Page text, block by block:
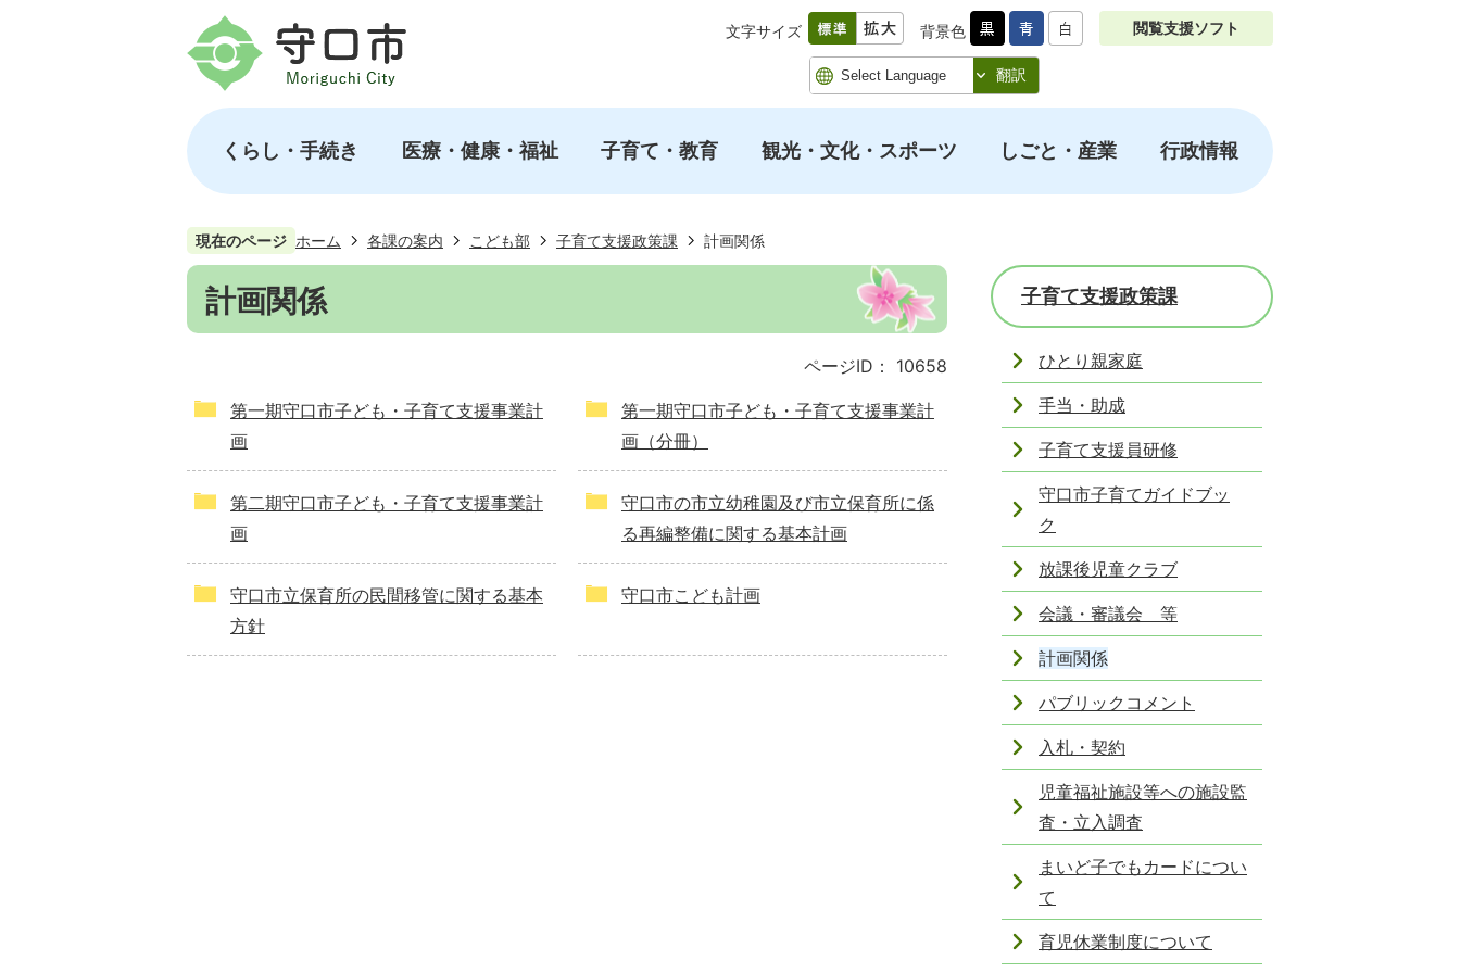
文字サイズ 背景色 閲覧支援ソフト
翻訳
くらし・手続き 医療・健康・福祉 子育て・教育 観光・文化・スポーツ しごと・産業 行政情報
現在のページ ホーム 各課の案内 こども部 子育て支援政策課 計画関係
計画関係
ページID： 10658
第一期守口市子ども・子育て支援事業計
画
第一期守口市子ども・子育て支援事業計
画（分冊）
第二期守口市子ども・子育て支援事業計
画
守口市の市立幼稚園及び市立保育所に係
る再編整備に関する基本計画
守口市立保育所の民間移管に関する基本
方針
守口市こども計画
子育て支援政策課
ひとり親家庭
手当・助成
子育て支援員研修
守口市子育てガイドブッ
ク
放課後児童クラブ
会議・審議会 等
計画関係
パブリックコメント
入札・契約
児童福祉施設等への施設監
査・立入調査
まいど子でもカードについ
て
育児休業制度について